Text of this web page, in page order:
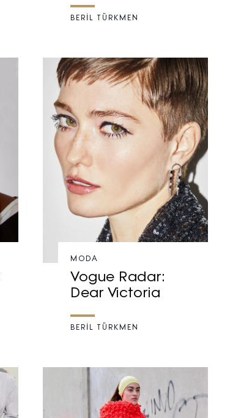
BERİL TÜRKMEN
MODA
Vogue Radar:
Dear Victoria
BERİL TÜRKMEN